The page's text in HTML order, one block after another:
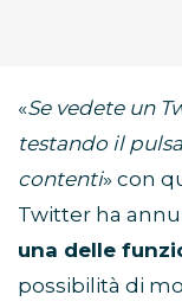
«Se vedete un
testando il
contenti» con
Twitter ha
una delle
possibilità di